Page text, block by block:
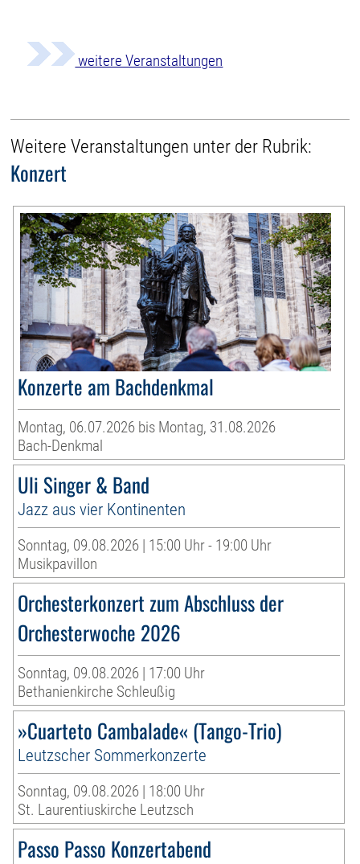
weitere Veranstaltungen
Weitere Veranstaltungen unter der Rubrik:
Konzert
Konzerte am Bachdenkmal
Montag, 06.07.2026 bis Montag, 31.08.2026
Bach-Denkmal
Uli Singer & Band
Jazz aus vier Kontinenten
Sonntag, 09.08.2026 | 15:00 Uhr - 19:00 Uhr
Musikpavillon
Orchesterkonzert zum Abschluss der
Orchesterwoche 2026
Sonntag, 09.08.2026 | 17:00 Uhr
Bethanienkirche Schleußig
»Cuarteto Cambalade« (Tango-Trio)
Leutzscher Sommerkonzerte
Sonntag, 09.08.2026 | 18:00 Uhr
St. Laurentiuskirche Leutzsch
Passo Passo Konzertabend